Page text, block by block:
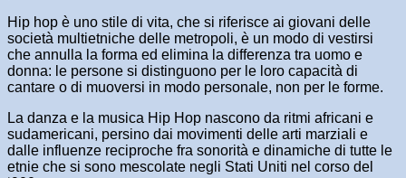
Hip hop è uno stile di vita, che si riferisce ai giovani delle
società multietniche delle metropoli, è un modo di vestirsi
che annulla la forma ed elimina la differenza tra uomo e
donna: le persone si distinguono per le loro capacità di
cantare o di muoversi in modo personale, non per le forme.
La danza e la musica Hip Hop nascono da ritmi africani e
sudamericani, persino dai movimenti delle arti marziali e
dalle influenze reciproche fra sonorità e dinamiche di tutte le
etnie che si sono mescolate negli Stati Uniti nel corso del